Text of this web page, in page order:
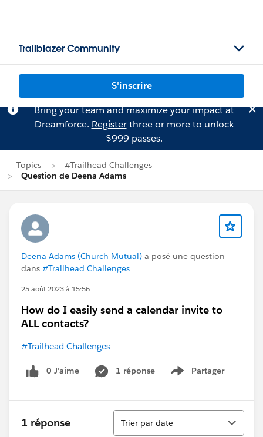
Trailblazer Community
S'inscrire
Bring your team and maximize your impact at
Dreamforce. Registerthree or more to unlock
$999 passes.
Topics
#Trailhead Challenges
Question de Deena Adams
Deena Adams (Church Mutual) a posé une question
dans #Trailhead Challenges
25 août 2023 à 15:56
How do I easily send a calendar invite to
ALL contacts?
#Trailhead Challenges
0 J’aime 1 réponse Partager
Show menu
1 réponse
Tri
Trier par date